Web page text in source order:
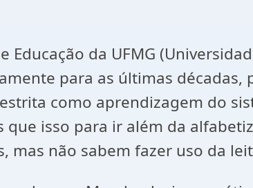
da UFMG
para as últimas décadas,
como aprendizagem do
que isso para ir além da
não sabem fazer uso da